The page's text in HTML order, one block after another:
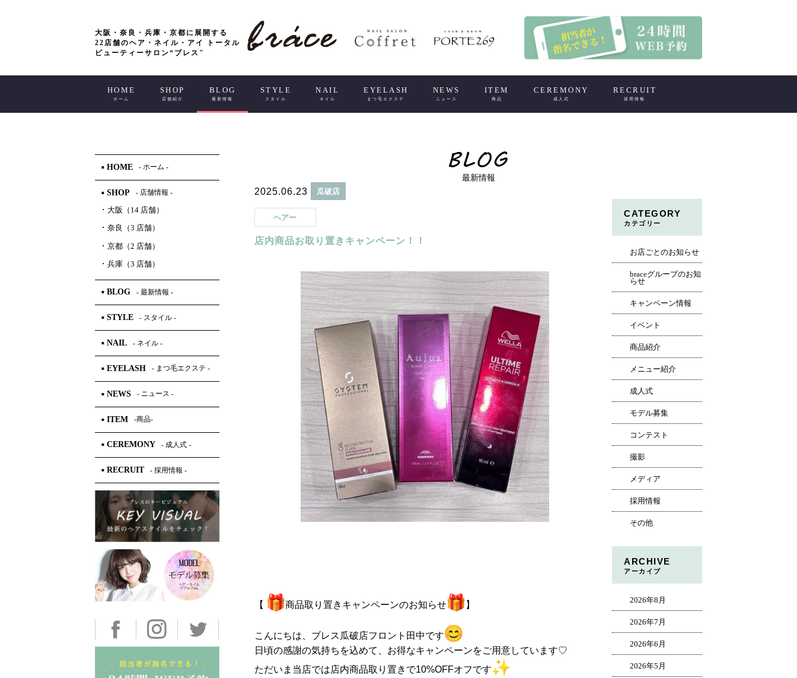
大阪・奈良・兵庫・京都に展開する
22店舗のヘア・ネイル・アイ トータル
ビューティーサロン“ブレス"
HOME
ホーム
SHOP
店舗紹介
BLOG
最新情報
STYLE
スタイル
NAIL
ネイル
EYELASH
まつ毛エクステ
NEWS
ニュース
ITEM
商品
CEREMONY
成人式
RECRUIT
採用情報
最新情報
2025.06.23 瓜破店
ヘアー
店内商品お取り置きキャンペーン！！
【 商品取り置きキャンペーンのお知らせ 】
こんにちは、ブレス瓜破店フロント田中です
日頃の感謝の気持ちを込めて、お得なキャンペーンをご用意しています♡
ただいま当店では店内商品取り置きで10%OFFオフです
CATEGORY
カテゴリー
お店ごとのお知らせ
braceグループのお知
らせ
キャンペーン情報
イベント
商品紹介
メニュー紹介
成人式
モデル募集
コンテスト
撮影
メディア
採用情報
その他
ARCHIVE
アーカイブ
2026年8月
2026年7月
2026年6月
2026年5月
■ HOME - ホーム -
■ SHOP - 店舗情報 -
･ 大阪（14 店舗）
･ 奈良（3 店舗）
･ 京都（2 店舗）
･ 兵庫（3 店舗）
■ BLOG - 最新情報 -
■ STYLE - スタイル -
■ NAIL - ネイル -
■ EYELASH - まつ毛エクステ -
■ NEWS - ニュース -
■ ITEM -商品-
■ CEREMONY - 成人式 -
■ RECRUIT - 採用情報 -